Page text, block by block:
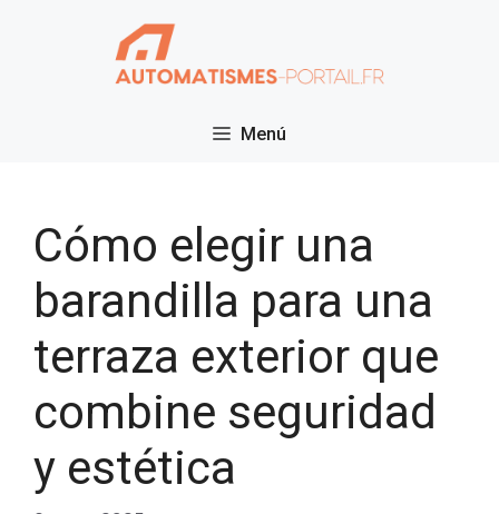
Menú
Cómo elegir una
barandilla para una
terraza exterior que
combine seguridad
y estética